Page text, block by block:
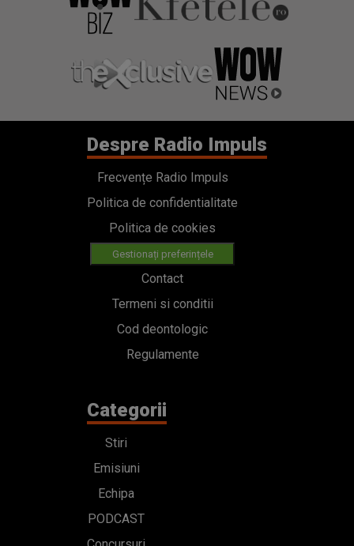
Despre Radio Impuls
Frecvențe Radio Impuls
Politica de confidentialitate
Politica de cookies
Gestionați preferințele
Contact
Termeni si conditii
Cod deontologic
Regulamente
Categorii
Stiri
Emisiuni
Echipa
PODCAST